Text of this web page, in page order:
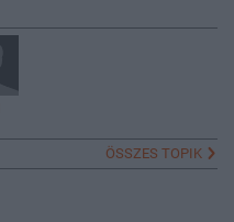
ÖSSZES TOPIK